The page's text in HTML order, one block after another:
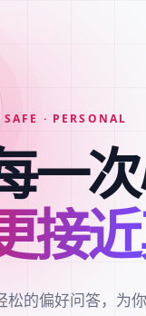
· PERSONAL
一
接
松的偏好问答，为